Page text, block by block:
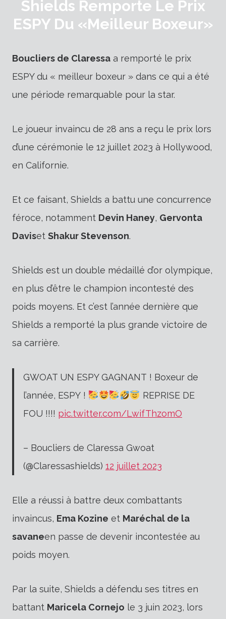
Shields Remporte Le Prix
ESPY Du «meilleur Boxeur»
Boucliers de Claressa a remporté le prix
ESPY du « meilleur boxeur » dans ce qui a été
une période remarquable pour la star.
Le joueur invaincu de 28 ans a reçu le prix lors
d’une cérémonie le 12 juillet 2023 à Hollywood,
en Californie.
Et ce faisant, Shields a battu une concurrence
féroce, notamment Devin Haney, Gervonta
Daviset Shakur Stevenson.
Shields est un double médaillé d’or olympique,
en plus d’être le champion incontesté des
poids moyens. Et c’est l’année dernière que
Shields a remporté la plus grande victoire de
sa carrière.
GWOAT UN ESPY GAGNANT ! Boxeur de
l’année, ESPY !
REPRISE DE
FOU !!!! pic.twitter.com/LwifThzomO
– Boucliers de Claressa Gwoat
(@Claressashields) 12 juillet 2023
Elle a réussi à battre deux combattants
invaincus, Ema Kozine et Maréchal de la
savaneen passe de devenir incontestée au
poids moyen.
Par la suite, Shields a défendu ses titres en
battant Maricela Cornejo le 3 juin 2023, lors